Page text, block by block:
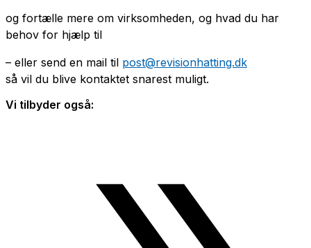
og fortælle mere om virksomheden, og hvad du har
behov for hjælp til
– eller send en mail til post@revisionhatting.dk
så vil du blive kontaktet snarest muligt.
Vi tilbyder også: